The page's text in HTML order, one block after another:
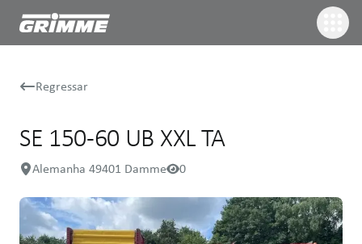
Regressar
SE 150-60 UB XXL TA
Alemanha 49401 Damme 0